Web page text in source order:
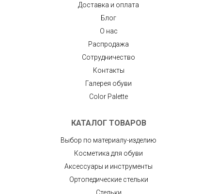
Доставка и оплата
Блог
О нас
Распродажа
Сотрудничество
Контакты
Галерея обуви
Color Palette
КАТАЛОГ ТОВАРОВ
Выбор по материалу-изделию
Косметика для обуви
Аксессуары и инструменты
Ортопедические стельки
Стельки